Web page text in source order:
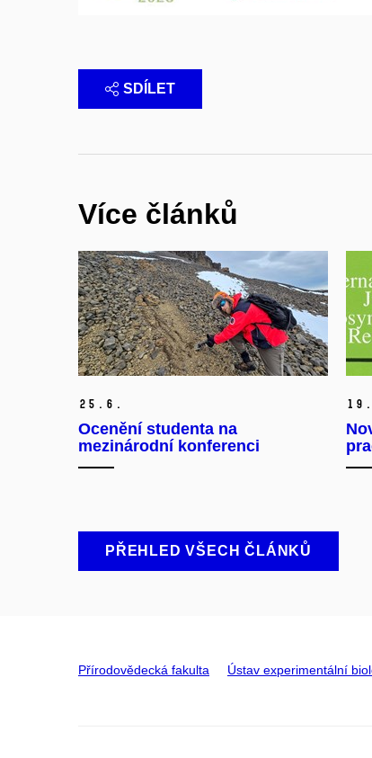
SDÍLET
Více článků
25. 6.
Ocenění studenta na
mezinárodní konferenci
19.
PŘEHLED VŠECH ČLÁNKŮ
Přírodovědecká fakulta Ústav experimentální